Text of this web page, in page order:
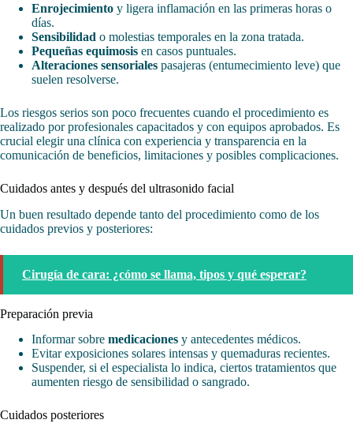
Enrojecimiento y ligera inflamación en las primeras horas o
días.
Sensibilidad o molestias temporales en la zona tratada.
Pequeñas equimosis en casos puntuales.
Alteraciones sensoriales pasajeras (entumecimiento leve) que
suelen resolverse.
Los riesgos serios son poco frecuentes cuando el procedimiento es
realizado por profesionales capacitados y con equipos aprobados. Es
crucial elegir una clínica con experiencia y transparencia en la
comunicación de beneficios, limitaciones y posibles complicaciones.
Cuidados antes y después del ultrasonido facial
Un buen resultado depende tanto del procedimiento como de los
cuidados previos y posteriores:
Cirugía de cara: ¿cómo se llama, tipos y qué esperar?
Preparación previa
Informar sobre medicaciones y antecedentes médicos.
Evitar exposiciones solares intensas y quemaduras recientes.
Suspender, si el especialista lo indica, ciertos tratamientos que
aumenten riesgo de sensibilidad o sangrado.
Cuidados posteriores